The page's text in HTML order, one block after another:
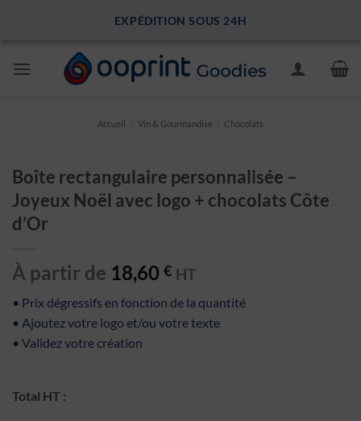
PAIEMENT 100% SÉCURISÉ
Accueil Vin & Gourmandise Chocolats
Boîte rectangulaire personnalisée –
Joyeux Noël avec logo + chocolats Côte
d’Or
À partir de 18,60 € HT
• Prix dégressifs en fonction de la quantité
• Ajoutez votre logo et/ou votre texte
• Validez votre création
Total HT :